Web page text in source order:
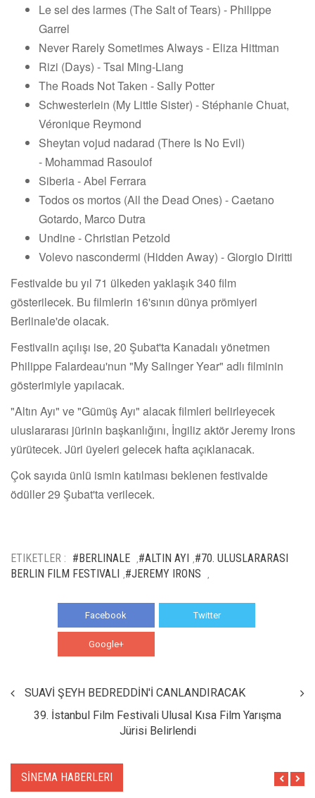
Le sel des larmes (The Salt of Tears) - Philippe
Garrel
Never Rarely Sometimes Always - Eliza Hittman
Rizi (Days) - Tsai Ming-Liang
The Roads Not Taken - Sally Potter
Schwesterlein (My Little Sister) - Stéphanie Chuat,
Véronique Reymond
Sheytan vojud nadarad (There Is No Evil)
- Mohammad Rasoulof
Siberia - Abel Ferrara
Todos os mortos (All the Dead Ones) - Caetano
Gotardo, Marco Dutra
Undine - Christian Petzold
Volevo nascondermi (Hidden Away) - Giorgio Diritti
Festivalde bu yıl 71 ülkeden yaklaşık 340 film
gösterilecek. Bu filmlerin 16'sının dünya prömiyeri
Berlinale'de olacak.
Festivalin açılışı ise, 20 Şubat'ta Kanadalı yönetmen
Philippe Falardeau'nun "My Salinger Year" adlı filminin
gösterimiyle yapılacak.
"Altın Ayı" ve "Gümüş Ayı" alacak filmleri belirleyecek
uluslararası jürinin başkanlığını, İngiliz aktör Jeremy Irons
yürütecek. Jüri üyeleri gelecek hafta açıklanacak.
Çok sayıda ünlü ismin katılması beklenen festivalde
ödüller 29 Şubat'ta verilecek.
ETIKETLER : #BERLINALE #ALTIN AYI #70. ULUSLARARASI
BERLIN FILM FESTIVALI #JEREMY IRONS
Facebook Twitter
Google+
SUAVİ ŞEYH BEDREDDİN'İ CANLANDIRACAK
39. İstanbul Film Festivali Ulusal Kısa Film Yarışma
Jürisi Belirlendi
SİNEMA HABERLERI